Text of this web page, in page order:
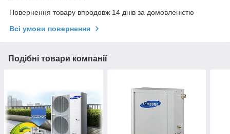
Повернення товару впродовж 14 днів за домовленістю
Всі умови повернення
Подібні товари компанії